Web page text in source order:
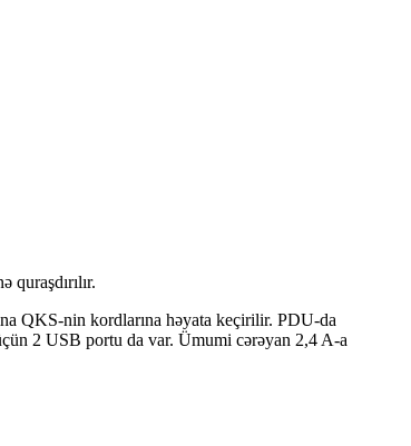
QKS-nin kordlarına həyata keçirilir. PDU-da
2 USB portu da var. Ümumi cərəyan 2,4 A-a